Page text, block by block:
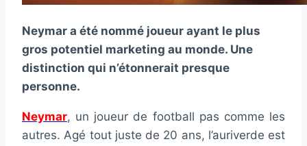
Neymar a été nommé joueur ayant le plus
gros potentiel marketing au monde. Une
distinction qui n’étonnerait presque
personne.
Neymar, un joueur de football pas comme les
autres. Agé tout juste de 20 ans, l’auriverde est